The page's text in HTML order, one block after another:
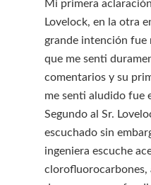
Mi primera
Lovelock, en la otra
grande intención fue
que me senti
comentarios y su
me senti aludido fue
Segundo al Sr.
escuchado sin
ingeniera escuche
clorofluorocarbones,